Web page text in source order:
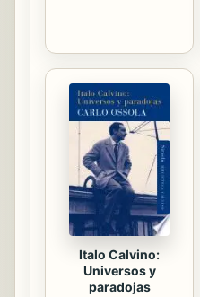
Italo Calvino:
Universos y
paradojas